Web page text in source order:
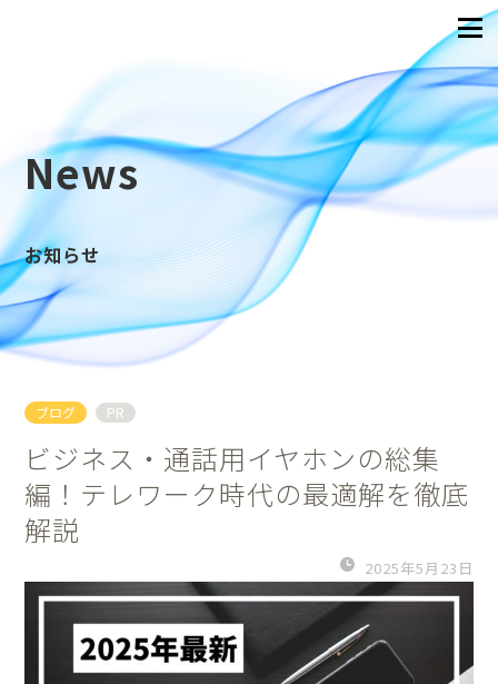
News
お知らせ
ブログ PR
ビジネス・通話用イヤホンの総集
編！テレワーク時代の最適解を徹底
解説
2025年5月23日